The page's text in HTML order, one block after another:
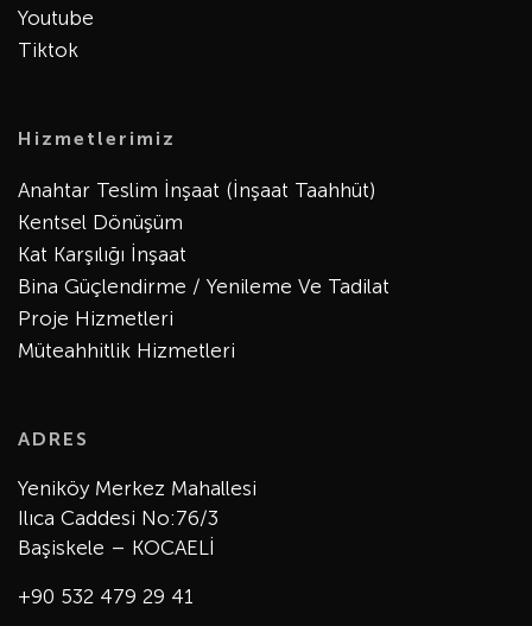
Youtube
Tiktok
Hizmetlerimiz
Anahtar Teslim İnşaat (İnşaat Taahhüt)
Kentsel Dönüşüm
Kat Karşılığı İnşaat
Bina Güçlendirme / Yenileme Ve Tadilat
Proje Hizmetleri
Müteahhitlik Hizmetleri
ADRES
Yeniköy Merkez Mahallesi
Ilıca Caddesi No:76/3
Başiskele – KOCAELİ
+90 532 479 29 41